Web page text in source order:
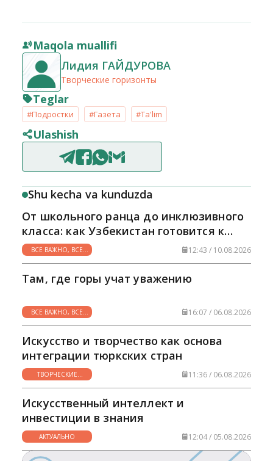
Maqola muallifi
Лидия ГАЙДУРОВА
Творческие горизонты
Teglar
#Подростки #Газета #Ta'lim
Ulashish
Shu kecha va kunduzda
От школьного ранца до инклюзивного
класса: как Узбекистан готовится к
новому учебному году
ВСЕ ВАЖНО, ВСЕ
НУЖНО
12:43 / 10.08.2026
Там, где горы учат уважению
ВСЕ ВАЖНО, ВСЕ
НУЖНО
16:07 / 06.08.2026
Искусство и творчество как основа
интеграции тюркских стран
ТВОРЧЕСКИЕ
ГОРИЗОНТЫ
11:36 / 06.08.2026
Искусственный интеллект и
инвестиции в знания
АКТУАЛЬНО 12:04 / 05.08.2026